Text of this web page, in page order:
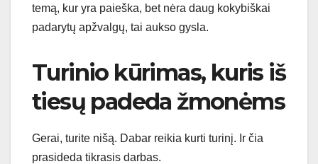
temą, kur yra paieška, bet nėra daug kokybiškai
padarytų apžvalgų, tai aukso gysla.
Turinio kūrimas, kuris iš
tiesų padeda žmonėms
Gerai, turite nišą. Dabar reikia kurti turinį. Ir čia
prasideda tikrasis darbas.